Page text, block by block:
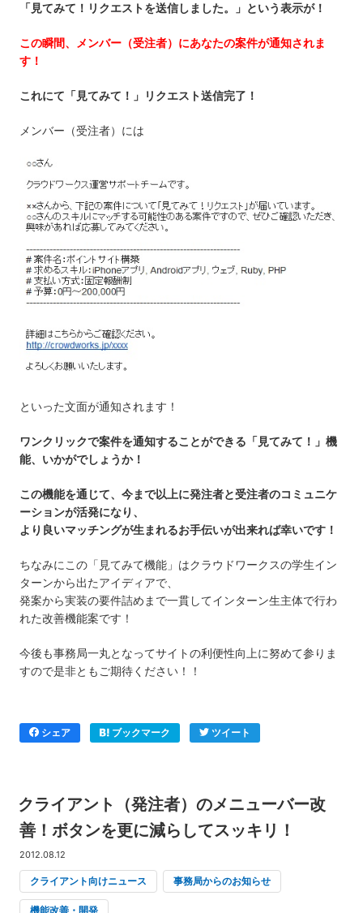
「見てみて！リクエストを送信しました。」という表示が！
この瞬間、メンバー（受注者）にあなたの案件が通知されま
す！
これにて「見てみて！」リクエスト送信完了！
メンバー（受注者）には
といった文面が通知されます！
ワンクリックで案件を通知することができる「見てみて！」機
能、いかがでしょうか！
この機能を通じて、今まで以上に発注者と受注者のコミュニケ
ーションが活発になり、
より良いマッチングが生まれるお手伝いが出来れば幸いです！
ちなみにこの「見てみて機能」はクラウドワークスの学生イン
ターンから出たアイディアで、
発案から実装の要件詰めまで一貫してインターン生主体で行わ
れた改善機能案です！
今後も事務局一丸となってサイトの利便性向上に努めて参りま
すので是非ともご期待ください！！
シェア ブックマーク ツイート
クライアント（発注者）のメニューバー改
善！ボタンを更に減らしてスッキリ！
2012.08.12
クライアント向けニュース 事務局からのお知らせ
機能改善・開発